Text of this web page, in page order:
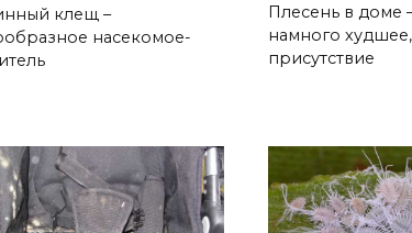
клещ –
насекомое-
Плесень в доме
намного
присутствие